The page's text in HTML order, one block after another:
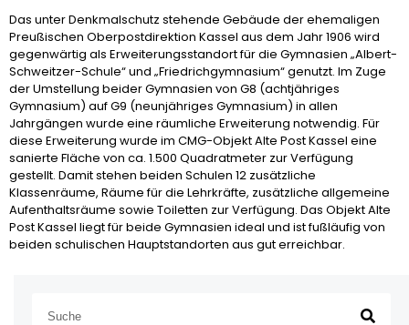
Das unter Denkmalschutz stehende Gebäude der ehemaligen
Preußischen Oberpostdirektion Kassel aus dem Jahr 1906 wird
gegenwärtig als Erweiterungsstandort für die Gymnasien „Albert-
Schweitzer-Schule“ und „Friedrichgymnasium“ genutzt. Im Zuge
der Umstellung beider Gymnasien von G8 (achtjähriges
Gymnasium) auf G9 (neunjähriges Gymnasium) in allen
Jahrgängen wurde eine räumliche Erweiterung notwendig. Für
diese Erweiterung wurde im CMG-Objekt Alte Post Kassel eine
sanierte Fläche von ca. 1.500 Quadratmeter zur Verfügung
gestellt. Damit stehen beiden Schulen 12 zusätzliche
Klassenräume, Räume für die Lehrkräfte, zusätzliche allgemeine
Aufenthaltsräume sowie Toiletten zur Verfügung. Das Objekt Alte
Post Kassel liegt für beide Gymnasien ideal und ist fußläufig von
beiden schulischen Hauptstandorten aus gut erreichbar.